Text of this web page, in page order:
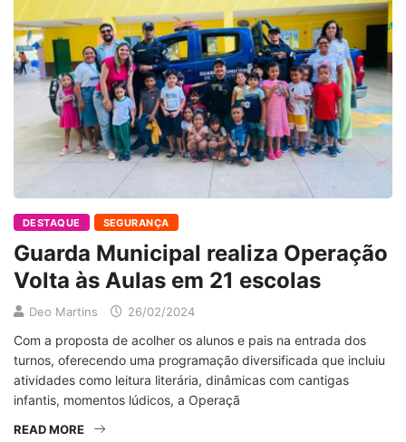
DESTAQUE SEGURANÇA
Guarda Municipal realiza Operação
Volta às Aulas em 21 escolas
Deo Martins 26/02/2024
Com a proposta de acolher os alunos e pais na entrada dos
turnos, oferecendo uma programação diversificada que incluiu
atividades como leitura literária, dinâmicas com cantigas
infantis, momentos lúdicos, a Operaçã
READ MORE